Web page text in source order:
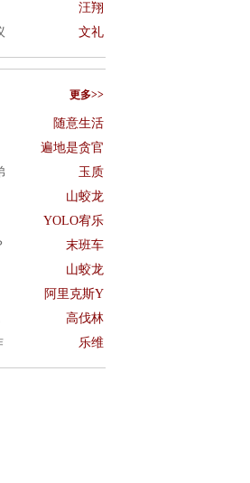
汪翔
文礼
更多>>
随意生活
遍地是贪官
玉质
山蛟龙
YOLO宥乐
末班车
山蛟龙
阿里克斯Y
高伐林
乐维